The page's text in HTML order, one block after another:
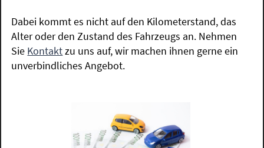
Dabei kommt es nicht auf den Kilometerstand, das
Alter oder den Zustand des Fahrzeugs an. Nehmen
Sie Kontaktzu uns auf, wir machen ihnen gerne ein
unverbindliches Angebot.